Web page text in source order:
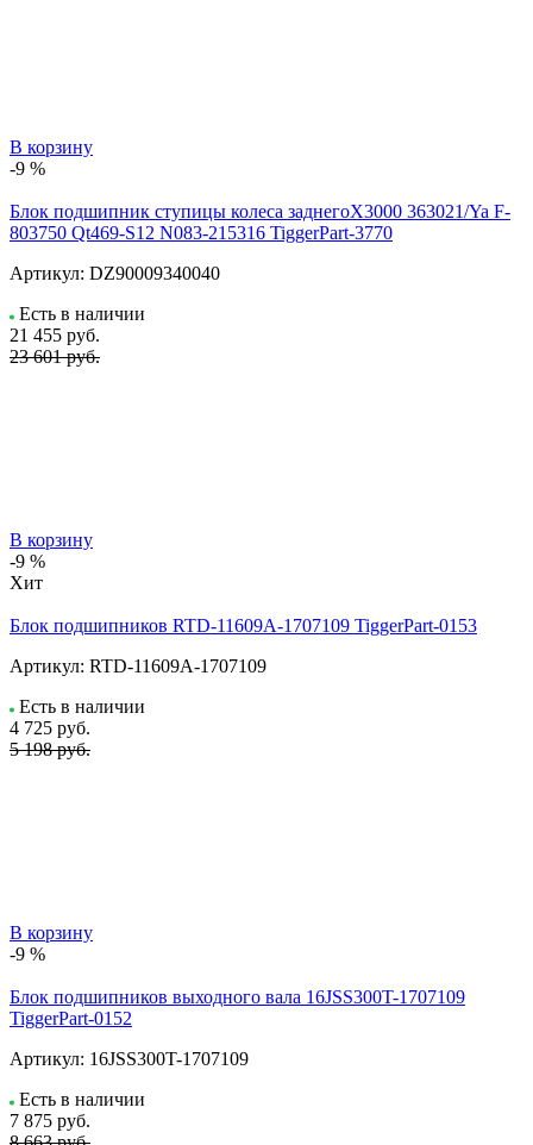
В корзину
-9 %
Блок подшипник ступицы колеса заднегоX3000 363021/Ya F-
803750 Qt469-S12 N083-215316 TiggerPart-3770
Артикул: DZ90009340040
Есть в наличии
21 455 руб.
23 601 руб.
В корзину
-9 %
Хит
Блок подшипников RTD-11609A-1707109 TiggerPart-0153
Артикул: RTD-11609A-1707109
Есть в наличии
4 725 руб.
5 198 руб.
В корзину
-9 %
Блок подшипников выходного вала 16JSS300T-1707109
TiggerPart-0152
Артикул: 16JSS300T-1707109
Есть в наличии
7 875 руб.